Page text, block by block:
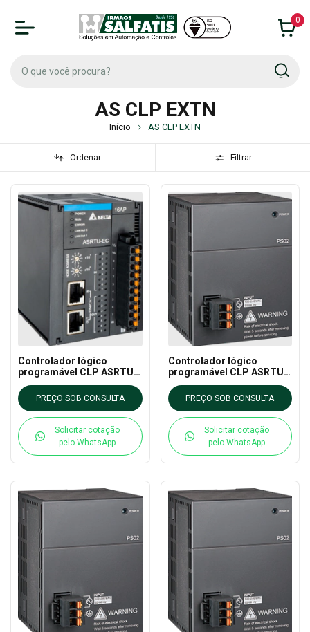
0
AS CLP EXTN
Início AS CLP EXTN
Ordenar Filtrar
Controlador lógico
programável CLP ASRTU-
EC16AP1TA DELTA - AS
CLP EXTN
PREÇO SOB CONSULTA
Solicitar cotação
pelo WhatsApp
Controlador lógico
programável CLP ASRTU-
EC16AP1PA DELTA - AS
CLP EXTN
PREÇO SOB CONSULTA
Solicitar cotação
pelo WhatsApp